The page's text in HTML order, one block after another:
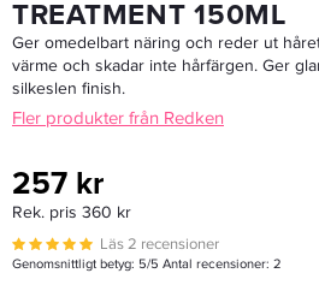
TREATMENT 150ML
Ger omedelbart näring och reder ut
värme och skadar inte hårfärgen. Ger
silkeslen finish.
Fler produkter från Redken
257 kr
Rek. pris 360 kr
Läs 2 recensioner
Genomsnittligt betyg: 5/5 Antal recensioner: 2